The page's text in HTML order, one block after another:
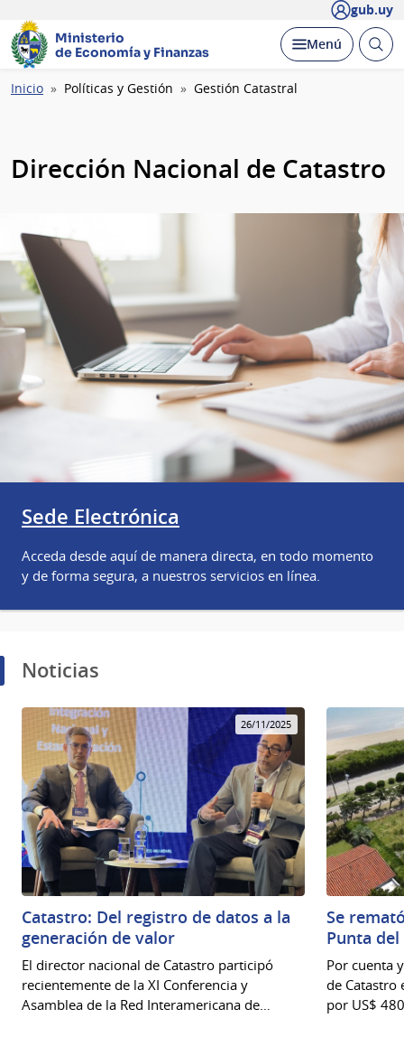
gub.uy
Ministerio
de Economía y Finanzas
Desplegar
Menú Abrir
Ruta
Inicio Políticas y Gestión Gestión Catastral
Dirección Nacional de Catastro
Sede Electrónica
Acceda desde aquí de manera directa, en todo momento
y de forma segura, a nuestros servicios en línea.
Noticias
26/11/2025
Catastro: Del registro de datos a la
generación de valor
El director nacional de Catastro participó
recientemente de la XI Conferencia y
Asamblea de la Red Interamericana de…
Se
Punta del
Por cuenta
de Catastro
por US$